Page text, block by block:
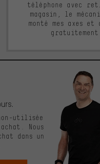
téléphone avec
magasin, le
monté mes axes et
utilisée
Nous
dans un